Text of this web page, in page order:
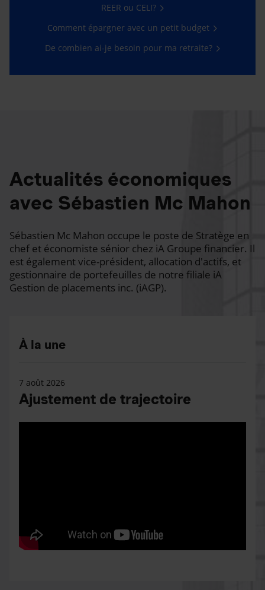
REER ou CELI?
Comment épargner avec un petit budget
De combien ai-je besoin pour ma retraite?
Actualités économiques
avec Sébastien Mc Mahon
Sébastien Mc Mahon occupe le poste de Stratège en
chef et économiste sénior chez iA Groupe financier. Il
est également vice-président, allocation d'actifs, et
gestionnaire de portefeuilles de notre filiale iA
Gestion de placements inc. (iAGP).
À la une
7 août 2026
Ajustement de trajectoire